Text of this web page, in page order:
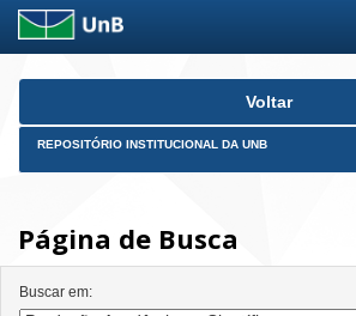
Skip
Voltar
REPOSITÓRIO INSTITUCIONAL DA UNB
Página de Busca
Buscar em: